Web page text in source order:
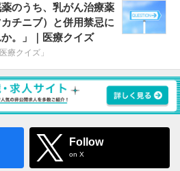
のうち、乳がん治療薬
チニブ）と併用禁忌に
。」｜医療クイズ
療クイズ」
Follow
on X